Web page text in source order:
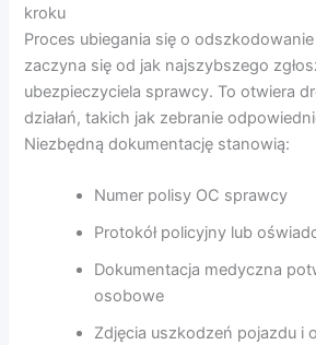
kroku
Proces ubiegania się o
zaczyna się od jak najszybszego
ubezpieczyciela sprawcy. To otwiera
działań, takich jak zebranie
Niezbędną dokumentację stanowią:
Numer polisy OC sprawcy
Protokół policyjny lub
Dokumentacja medyczna
osobowe
Zdjęcia uszkodzeń pojazdu i